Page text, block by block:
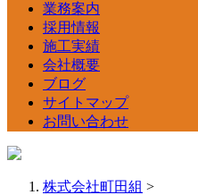
業務案内
採用情報
施工実績
会社概要
ブログ
サイトマップ
お問い合わせ
株式会社町田組 >